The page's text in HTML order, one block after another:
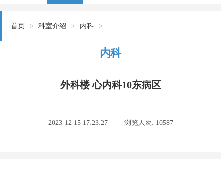
首页 > 科室介绍 > 内科 >
内科
外科楼 心内科10东病区
2023-12-15 17:23:27 浏览人次: 10587